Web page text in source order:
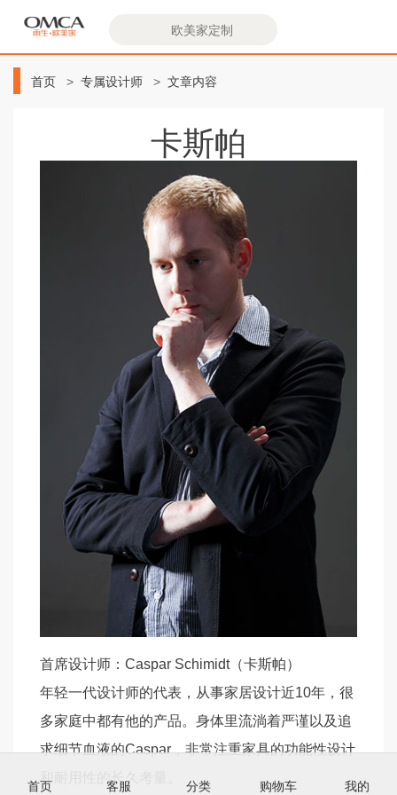
首页 专属设计师 文章内容
卡斯帕
首席设计师：Caspar Schimidt（卡斯帕）
年轻一代设计师的代表，从事家居设计近10年，很
多家庭中都有他的产品。身体里流淌着严谨以及追
求细节血液的Caspar，非常注重家具的功能性设计
和耐用性的长久考量。
首页 客服 分类 购物车 我的